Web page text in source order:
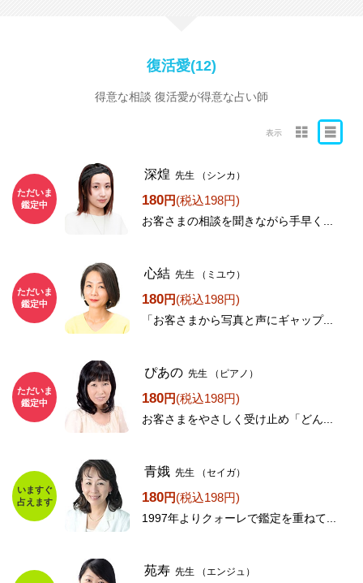
復活愛(12)
得意な相談 復活愛が得意な占い師
表示
ただいま
鑑定中
深煌 先生 （シンカ）
180円(税込198円)
お客さまの相談を聞きながら手早く...
ただいま
鑑定中
心結 先生 （ミユウ）
180円(税込198円)
「お客さまから写真と声にギャップ...
ただいま
鑑定中
ぴあの 先生 （ピアノ）
180円(税込198円)
お客さまをやさしく受け止め「どん...
いますぐ
占えます
青娥 先生 （セイガ）
180円(税込198円)
1997年よりクォーレで鑑定を重ねて...
苑寿 先生 （エンジュ）